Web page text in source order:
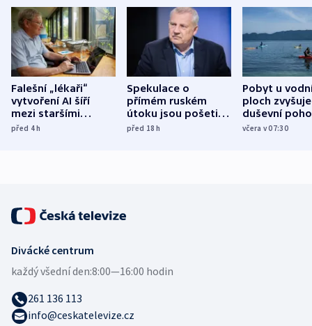
Falešní „lékaři“
vytvoření AI šíří
mezi staršími
Poláky nebezpečné
před 4h
Spekulace o
přímém ruském
útoku jsou pošetilé,
míní estonský
před 18h
Pobyt u
ploch zvyšuje
duševní
ukázala
včera v 07:30
Divácké centrum
každý všední den:8:00—16:00 hodin
261 136 113
info@ceskatelevize.cz